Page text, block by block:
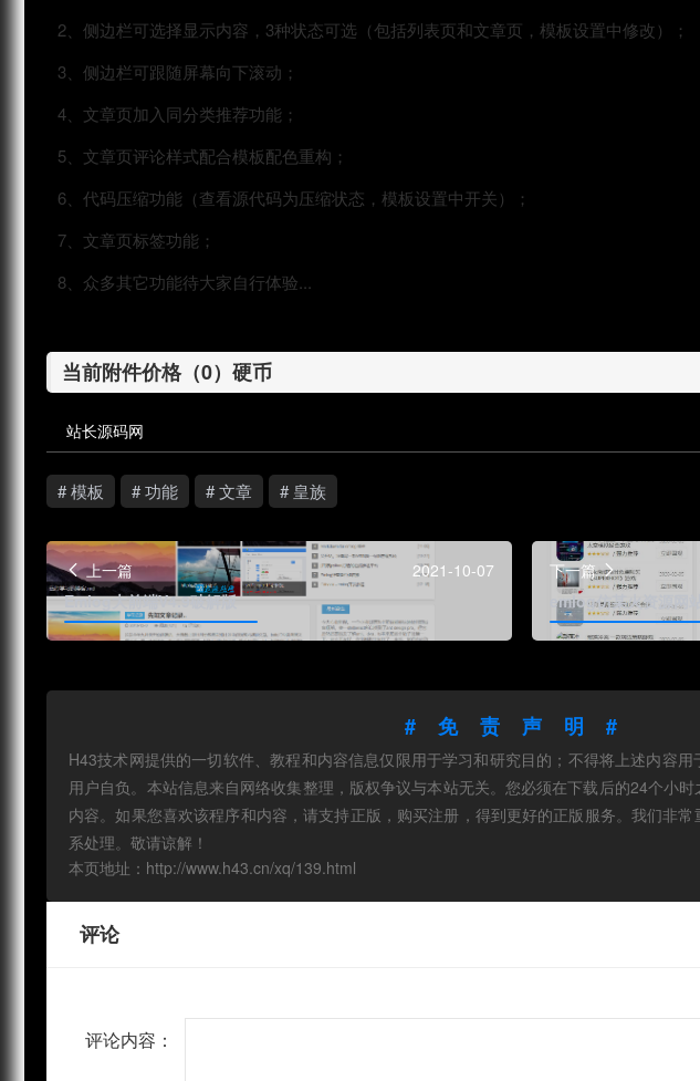
2、侧边栏可选择显示内容，3种状态可选（包括列表页和文章页，模板设置中修改）；
3、侧边栏可跟随屏幕向下滚动；
4、文章页加入同分类推荐功能；
5、文章页评论样式配合模板配色重构；
6、代码压缩功能（查看源代码为压缩状态，模板设置中开关）；
7、文章页标签功能；
8、众多其它功能待大家自行体验...
当前附件价格（0）硬币
站长源码网
# 模板 # 功能 # 文章 # 皇族
上一篇
2021-10-07
Emlog大前端V4.9破解版
下一篇
emlog仿某火资源网
#免责声明#
H43技术网提供的一切软件、教程和内容信息仅限用于学习和研究目的；不得将上述内容
用户自负。本站信息来自网络收集整理，版权争议与本站无关。您必须在下载后的24个小
内容。如果您喜欢该程序和内容，请支持正版，购买注册，得到更好的正版服务。我们非
系处理。敬请谅解！
本页地址：http://www.h43.cn/xq/139.html
评论
评论内容：